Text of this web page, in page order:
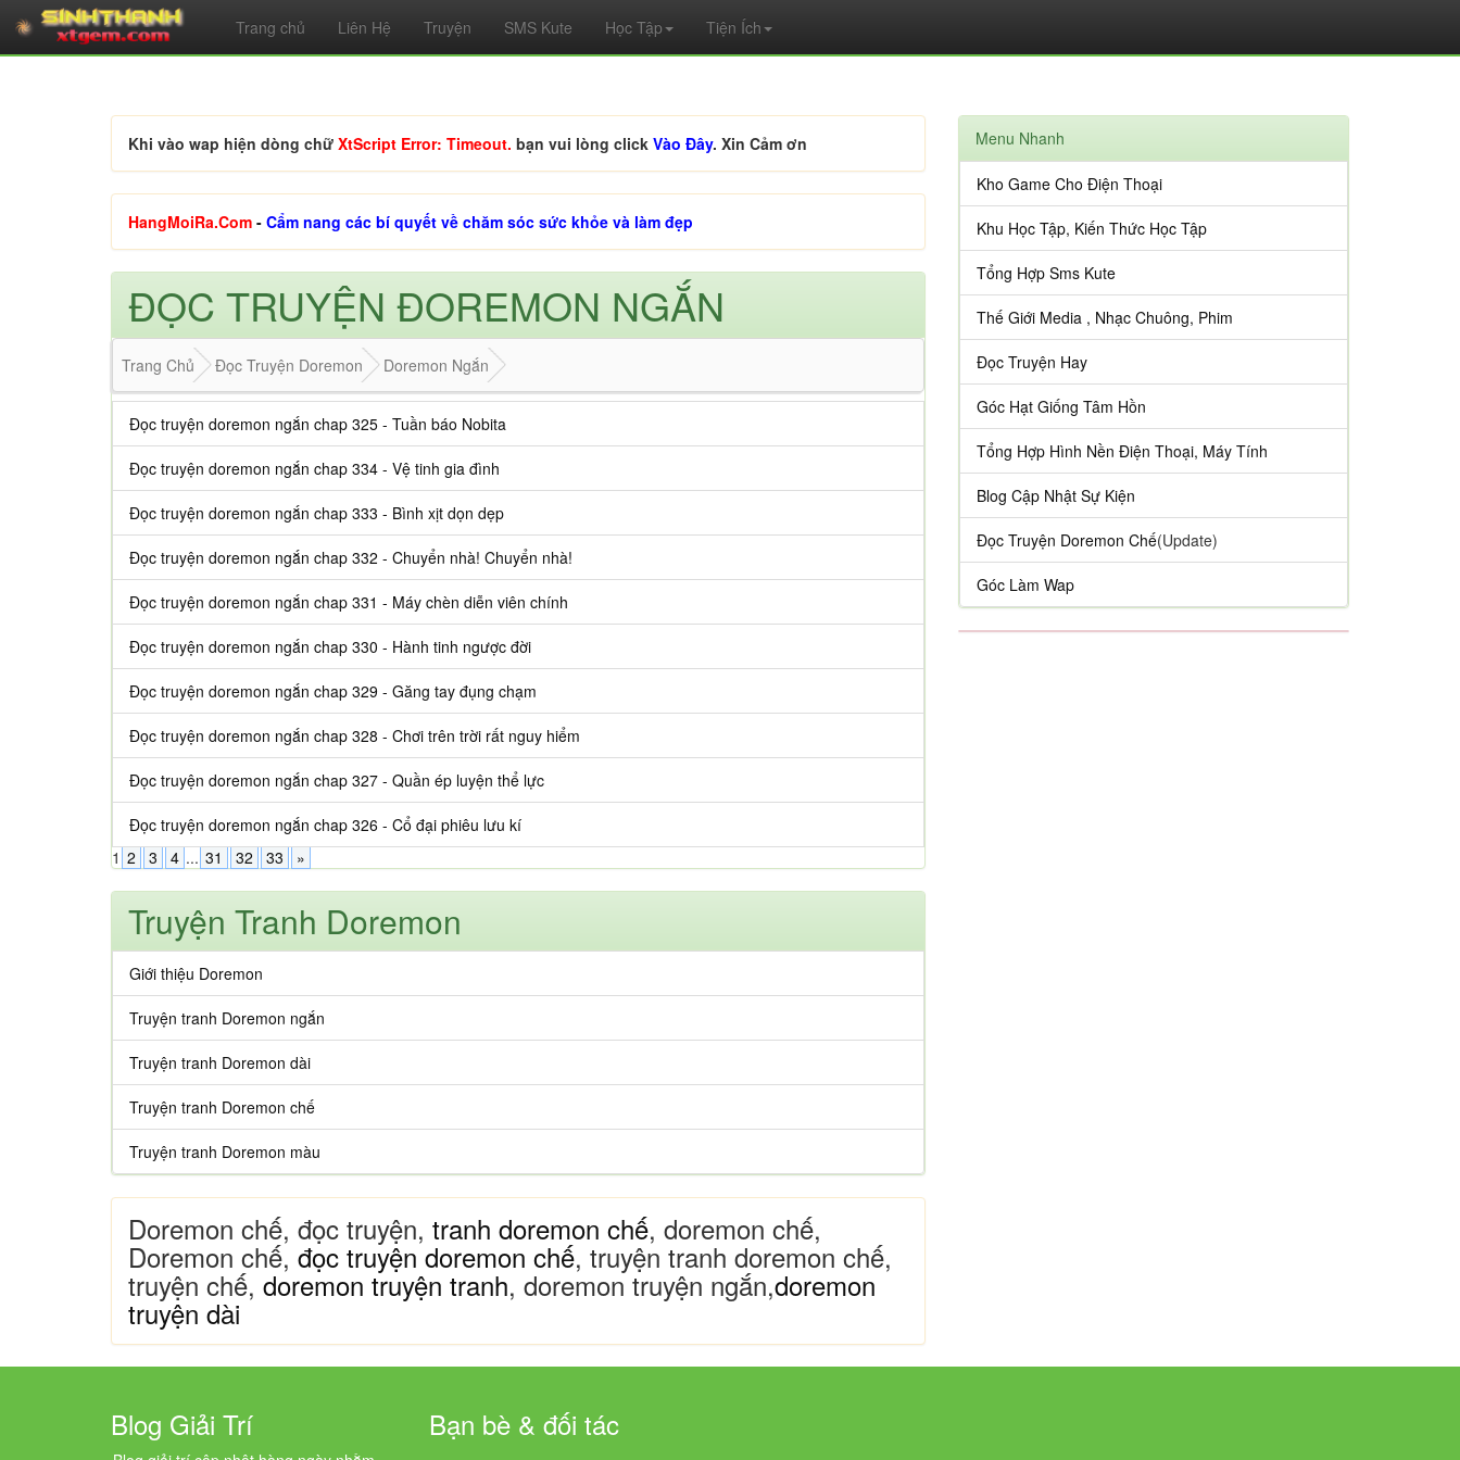
Trang chủ Liên Hệ Truyện SMS Kute Học Tập Tiện Ích
Khi vào wap hiện dòng chữ XtScript Error: Timeout. bạn vui lòng click Vào Đây. Xin Cảm ơn
HangMoiRa.Com - Cẩm nang các bí quyết về chăm sóc sức khỏe và làm đẹp
ĐỌC TRUYỆN ĐOREMON NGẮN
Trang Chủ Đọc Truyện Doremon Doremon Ngắn
Đọc truyện doremon ngắn chap 325 - Tuần báo Nobita
Đọc truyện doremon ngắn chap 334 - Vệ tinh gia đình
Đọc truyện doremon ngắn chap 333 - Bình xịt dọn dẹp
Đọc truyện doremon ngắn chap 332 - Chuyển nhà! Chuyển nhà!
Đọc truyện doremon ngắn chap 331 - Máy chèn diễn viên chính
Đọc truyện doremon ngắn chap 330 - Hành tinh ngược đời
Đọc truyện doremon ngắn chap 329 - Găng tay đụng chạm
Đọc truyện doremon ngắn chap 328 - Chơi trên trời rất nguy hiểm
Đọc truyện doremon ngắn chap 327 - Quần ép luyện thể lực
Đọc truyện doremon ngắn chap 326 - Cổ đại phiêu lưu kí
1 2 3 4 ... 31 32 33 »
Truyện Tranh Doremon
Giới thiệu Doremon
Truyện tranh Doremon ngắn
Truyện tranh Doremon dài
Truyện tranh Doremon chế
Truyện tranh Doremon màu
Doremon chế, đọc truyện, tranh doremon chế, doremon chế,
Doremon chế, đọc truyện doremon chế, truyện tranh doremon chế,
truyện chế, doremon truyện tranh, doremon truyện ngắn,doremon
truyện dài
Menu Nhanh
Kho Game Cho Điện Thoại
Khu Học Tập, Kiến Thức Học Tập
Tổng Hợp Sms Kute
Thế Giới Media , Nhạc Chuông, Phim
Đọc Truyện Hay
Góc Hạt Giống Tâm Hồn
Tổng Hợp Hình Nền Điện Thoại, Máy Tính
Blog Cập Nhật Sự Kiện
Đọc Truyện Doremon Chế(Update)
Góc Làm Wap
Blog Giải Trí Bạn bè & đối tác